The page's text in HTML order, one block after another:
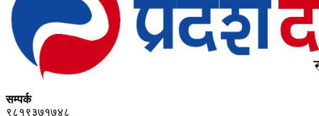
सम्पर्क
९८१९३७१७४८